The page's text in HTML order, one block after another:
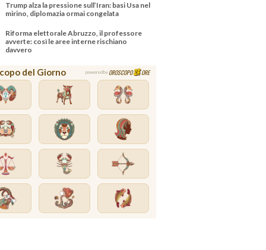
Trump alza la pressione sull’Iran: basi Usa nel
mirino, diplomazia ormai congelata
Riforma elettorale Abruzzo, il professore
avverte: così le aree interne rischiano
davvero
del Giorno powered by OROSCOPO ORE